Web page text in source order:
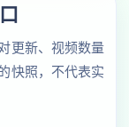
更新、视频数量
快照，不代表实